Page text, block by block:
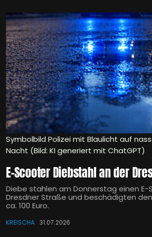
Symbolbild Polizei mit Blaulicht auf
Nacht (Bild: KI generiert mit ChatGPT)
E-Scooter Diebstahl an der
Diebe stahlen am Donnerstag einen
Dresdner Straße und beschädigten
ca. 100 Euro.
KREISCHA 31.07.2026